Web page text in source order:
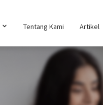
Tentang Kami Artikel